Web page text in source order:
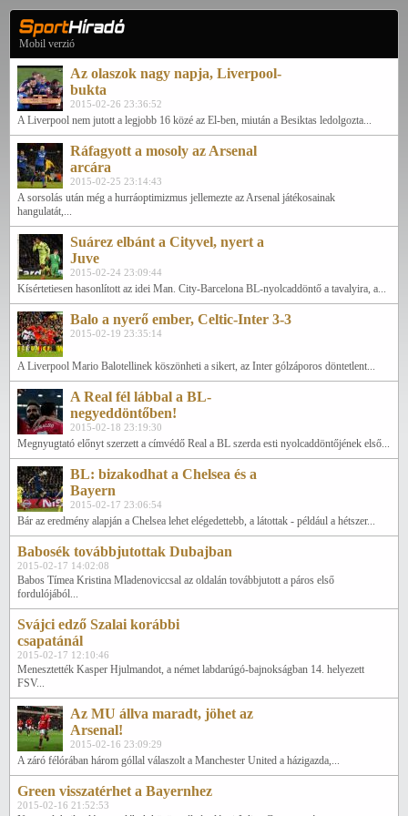
Mobil verzió
Az olaszok nagy napja, Liverpool-
bukta
2015-02-26 23:36:52
A Liverpool nem jutott a legjobb 16 közé az El-ben, miután a Besiktas ledolgozta...
Ráfagyott a mosoly az Arsenal
arcára
2015-02-25 23:14:43
A sorsolás után még a hurráoptimizmus jellemezte az Arsenal játékosainak
hangulatát,...
Suárez elbánt a Cityvel, nyert a
Juve
2015-02-24 23:09:44
Kísértetiesen hasonlított az idei Man. City-Barcelona BL-nyolcaddöntő a tavalyira, a...
Balo a nyerő ember, Celtic-Inter 3-3
2015-02-19 23:35:14
A Liverpool Mario Balotellinek köszönheti a sikert, az Inter gólzáporos döntetlent...
A Real fél lábbal a BL-
negyeddöntőben!
2015-02-18 23:19:30
Megnyugtató előnyt szerzett a címvédő Real a BL szerda esti nyolcaddöntőjének első...
BL: bizakodhat a Chelsea és a
Bayern
2015-02-17 23:06:54
Bár az eredmény alapján a Chelsea lehet elégedettebb, a látottak - például a hétszer...
Babosék továbbjutottak Dubajban
2015-02-17 14:02:08
Babos Tímea Kristina Mladenoviccsal az oldalán továbbjutott a páros első
fordulójából...
Svájci edző Szalai korábbi
csapatánál
2015-02-17 12:10:46
Menesztették Kasper Hjulmandot, a német labdarúgó-bajnokságban 14. helyezett
FSV...
Az MU állva maradt, jöhet az
Arsenal!
2015-02-16 23:09:29
A záró félórában három góllal válaszolt a Manchester United a házigazda,...
Green visszatérhet a Bayernhez
2015-02-16 21:52:53